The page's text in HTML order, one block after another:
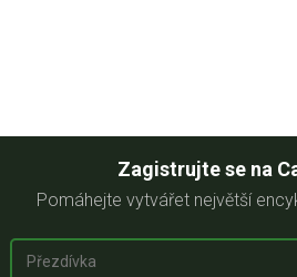
Zagistrujte se na
Pomáhejte vytvářet největší